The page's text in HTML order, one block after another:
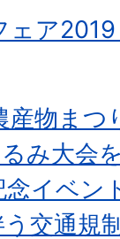
ェア
産物まつ
み大会
イベン
交通規